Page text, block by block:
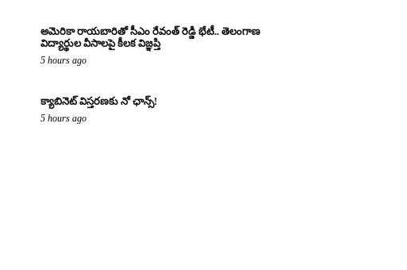
అమెరికా రాయబారితో సీఎం రేవంత్ రెడ్డి భేటీ.. తెలంగాణ
విద్యార్థుల వీసాలపై కీలక విజ్ఞప్తి
5 hours ago
క్యాబినెట్ విస్తరణకు నో ఛాన్స్!
5 hours ago